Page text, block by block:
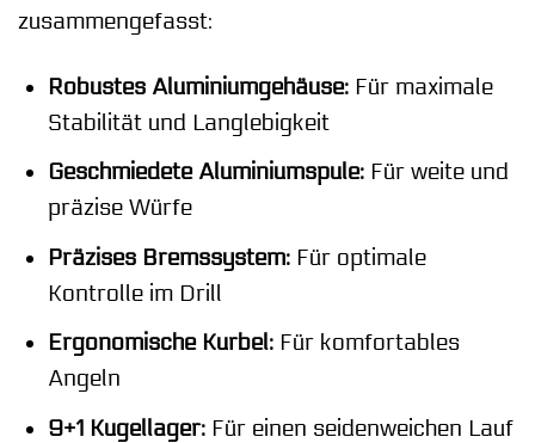
zusammengefasst:
Robustes Aluminiumgehäuse:Für maximale
Stabilität und Langlebigkeit
Geschmiedete Aluminiumspule:Für weite und
präzise Würfe
Präzises Bremssystem:Für optimale
Kontrolle im Drill
Ergonomische Kurbel:Für komfortables
Angeln
9+1 Kugellager:Für einen seidenweichen Lauf